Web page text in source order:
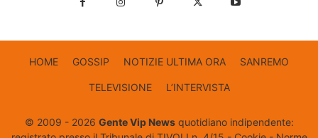
HOME GOSSIP NOTIZIE ULTIMA ORA SANREMO
TELEVISIONE L’INTERVISTA
© 2009 - 2026 Gente Vip Newsquotidiano indipendente: